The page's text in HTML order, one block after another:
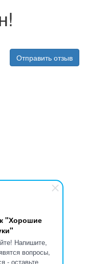
"Хорошие
Напишите,
вопросы,
- оставьте
Отправить отзыв